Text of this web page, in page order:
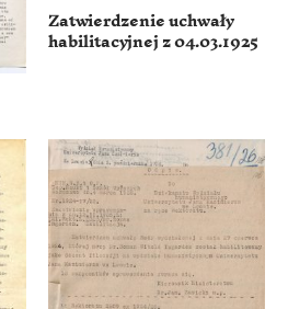
Zatwierdzenie uchwały
habilitacyjnej z 04.03.1925